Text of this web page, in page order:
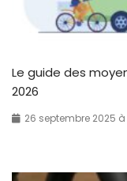
Le guide des
2026
26 septembre 2025 à